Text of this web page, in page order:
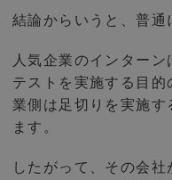
結論からいうと、普通
人気企業のインター
テストを実施する目
業側は足切りを実施す
ます。
したがって、その会